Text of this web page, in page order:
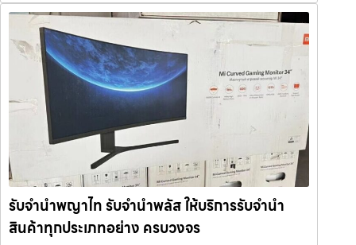
ช่องนนทรี บางนา เมกาบางนา บางแค เดอะมอลล์บางแค รามอินทรา กม.8
หรือใกล้โชว์รูมแจ้งวัฒนะ — เราพร้อมให้บริการถึงที่ บริการรับจำนำสินค้าที่
ให้บริการ ที่ รับจำนำพลัส เรามีบริการครอบคลุมหลากหลายประเภทสินค้าที่
ลูกค้าต้องการจำนำ ดังนี้: รับจำนำ โทรศัพท์มือถือ / สมาร์ตโฟน (iPhone,
Samsung, Huawei, Oppo ฯลฯ) รับจำนำ โน้ตบุ๊ก / คอมพิวเตอร์ /
แล็ปท็อป รับจำนำ แท็บเล็ต / iPad รับจำนำ เครื่องใช้ไฟฟ้าเล็ก / เครื่องใช้
ไฟฟ้าภายในบ้าน รับจำนำ กล้องถ่ายรูป / กล้องดิจิตอล / อุปกรณ์ถ่ายภาพ
รับจำนำ ของสะสม / ของมีค่าอื่น ๆ บริการแต่ละประเภท ประเมินราคาตาม
สภาพสินค้า รุ่น ยี่ห้อ อายุการใช้งาน เราให้ราคาสูง พร้อมจ่ายเงินสดทันใจ
ความปลอดภัย และการดูแล ระบบกล้องวงจรปิด CCTV ทุกมุม ห้องนิรภัย
/ ตู้นิรภัย พนักงานผ่านการฝึกอบรม ประกันความเสียหาย / ความสูญหาย
บันทึกข้อมูลลูกค้าเป็นความลับ คำแนะนำสำหรับผู้ใช้บริการ เก็บสลิป /
เอกสารสัญญาอย่างดี อย่าเสียบแบตเตอรี่นานนับเดือน ไถ่ถอนก่อนหมด
กำหนด ติดต่อเราได้ทันทีหากมีปัญหา ลิงก์ที่เกี่ยวข้อง รับจำนำจุฬาลงกรณ์
มหาวิทยาลัย รับจำนำจุฬาลงกรณ์มหาวิทยาลัย
จำนำสินค้าไอทีทุกชนิด มือถือ โน้ตบุ๊ก เครื่องใช้ไฟฟ้า รับจำนำพลัส เงินด่วน
ทันใจ ของมีค่าปลอดภัย ให้ราคาสูง พร้อมบริการถึงที่ รับจำนำราชเทวี รับ
จำนำพลัส เงินด่วนทันใจ ของมีค่าปลอดภัย ให้ราคาสูง พร้อมบริการถึงที่
จำนำพลัส JumnumPlus.com บริการรับจำนำที่เชื่อถือได้ในกรุงเทพฯ
โทรศัพท์ มือถือ โน้ตบุ๊ก เครื่องใช้ไฟฟ้า และสินทรัพย์มีค่าอื่น ๆ ทำไมเลือก
รับจำนำพลัส (JumnumPlus) เมื่อคุณต้องการเงินด่วน เราที่ รับจำนำ
พลัส ให้บริการรับจำนำสินค้าทุกประเภทอย่างครบวงจร — ไม่ว่าจะเป็น
โทรศัพท์มือถือ โน้ตบุ๊ก เครื่องใช้ไฟฟ้า หรือ สินทรัพย์มีค่าอื่น ๆ — พร้อม
ประเมินราคาอย่างเป็นธรรม ให้ราคาสูง และจ่ายเงินสดรวดเร็วภายในไม่กี่
นาที เรามีมาตรฐานการให้บริการที่ โปร่งใส ปลอดภัย เชื่อถือได้ การดูแล
สินค้าทุกชิ้นอย่างดี ภายในสถานที่ที่มีระบบรักษาความปลอดภัยครบครัน
ทีมงานเชี่ยวชาญ พร้อมให้คำปรึกษาอย่างมืออาชีพ คุณได้รับเงินจริงทันที
ไม่ต้องรอนาน การบริการของเราออกแบบมาเพื่อตอบโจทย์ลูกค้าที่ต้องการ
เงินด่วนโดยไม่ต้องขายสินทรัพย์ เราเข้าใจความรู้สึกของลูกค้า เรารักษา
รับจำนำพญาไท รับจำนำพลัส ให้บริการรับจำนำ
สินค้าทุกประเภทอย่าง ครบวงจร